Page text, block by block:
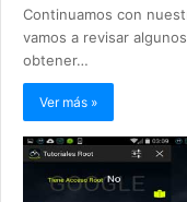
Continuamos con
vamos a revisar
obtener…
Ver más »